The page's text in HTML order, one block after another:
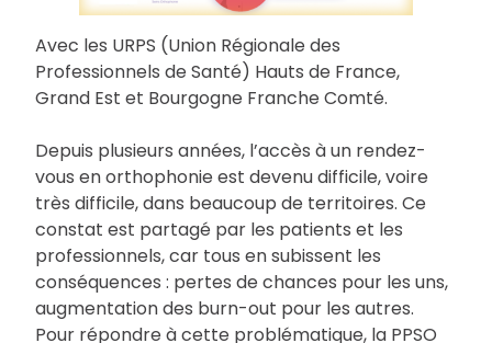
Avec les URPS (Union Régionale des
Professionnels de Santé) Hauts de France,
Grand Est et Bourgogne Franche Comté.
Depuis plusieurs années, l’accès à un rendez-
vous en orthophonie est devenu difficile, voire
très difficile, dans beaucoup de territoires. Ce
constat est partagé par les patients et les
professionnels, car tous en subissent les
conséquences : pertes de chances pour les uns,
augmentation des burn-out pour les autres.
Pour répondre à cette problématique, la PPSO